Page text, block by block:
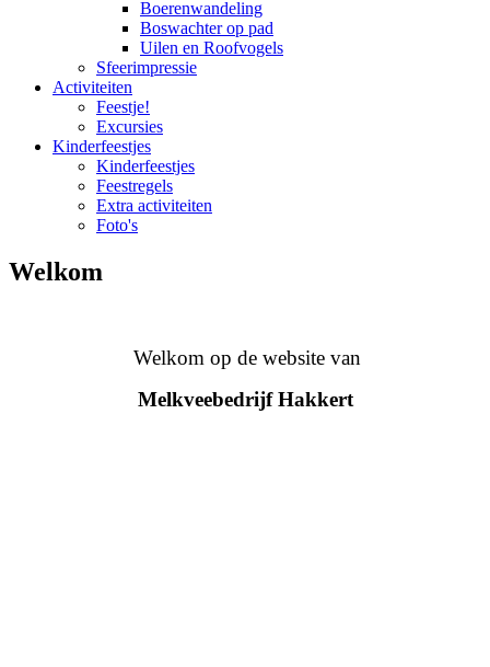
Boerenwandeling
Boswachter op pad
Uilen en Roofvogels
Sfeerimpressie
Activiteiten
Feestje!
Excursies
Kinderfeestjes
Kinderfeestjes
Feestregels
Extra activiteiten
Foto's
Welkom
Welkom op de website van
Melkveebedrijf Hakkert